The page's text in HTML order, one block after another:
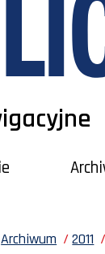
Archiwum 2011